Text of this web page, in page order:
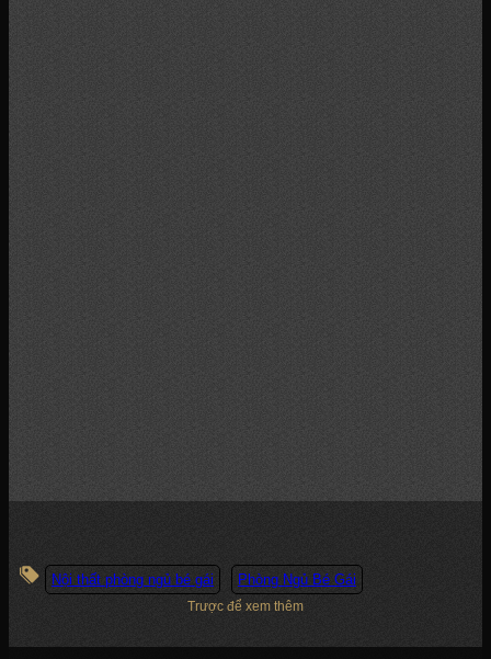
Nội thất phòng ngủ bé gái Phòng Ngủ Bé Gái
Trược để xem thêm